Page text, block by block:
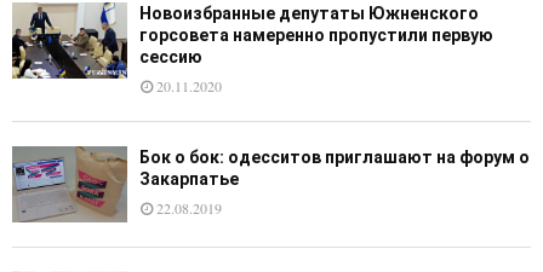
Новоизбранные депутаты Южненского
горсовета намеренно пропустили первую
сессию
20.11.2020
Бок о бок: одесситов приглашают на форум о
Закарпатье
22.08.2019